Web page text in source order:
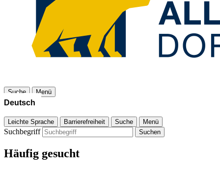
Suche Menü
Leichte Sprache Barrierefreiheit Suche Menü
Suchbegriff Suchen
Häufig gesucht